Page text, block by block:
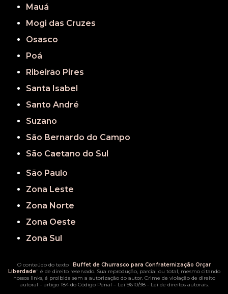
Mauá
Mogi das Cruzes
Osasco
Poá
Ribeirão Pires
Santa Isabel
Santo André
Suzano
São Bernardo do Campo
São Caetano do Sul
São Paulo
Zona Leste
Zona Norte
Zona Oeste
Zona Sul
O conteúdo do texto " Buffet de Churrasco para Confraternização Orçar
Liberdade" é de direito reservado. Sua reprodução, parcial ou total, mesmo citando
nossos links, é proibida sem a autorização do autor. Crime de violação de direito
autoral – artigo 184 do Código Penal – Lei 9610/98 - Lei de direitos autorais.